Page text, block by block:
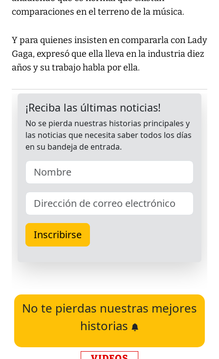
comparaciones en el terreno de la música.
Y para quienes insisten en compararla con Lady
Gaga, expresó que ella lleva en la industria diez
años y su trabajo habla por ella.
No te pierdas nuestras mejores
historias